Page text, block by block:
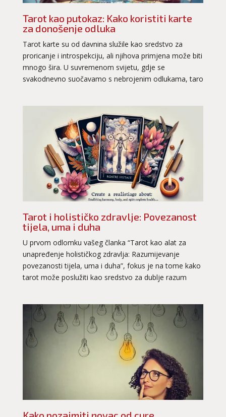
Tarot kao putokaz: Kako koristiti karte
za donošenje odluka
Tarot karte su od davnina služile kao sredstvo za
proricanje i introspekciju, ali njihova primjena može biti
mnogo šira. U suvremenom svijetu, gdje se
svakodnevno suočavamo s nebrojenim odlukama, taro
Tarot i holističko zdravlje: Povezanost
tijela, uma i duha
U prvom odlomku vašeg članka “Tarot kao alat za
unapređenje holističkog zdravlja: Razumijevanje
povezanosti tijela, uma i duha”, fokus je na tome kako
tarot može poslužiti kao sredstvo za dublje razum